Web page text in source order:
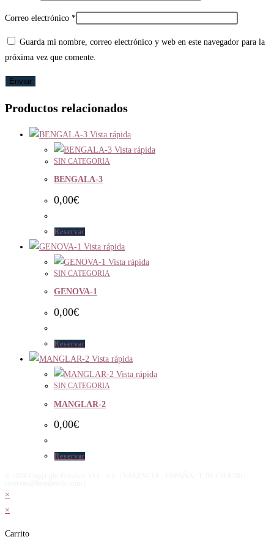
Correo electrónico *
Guarda mi nombre, correo electrónico y web en este navegador para la
próxima vez que comente.
Productos relacionados
Vista rápida
Vista rápida
SIN CATEGORIA
BENGALA-3
0,00€
Reservar
Vista rápida
Vista rápida
SIN CATEGORIA
GENOVA-1
0,00€
Reservar
Vista rápida
Vista rápida
SIN CATEGORIA
MANGLAR-2
0,00€
Reservar
×
×
Carrito